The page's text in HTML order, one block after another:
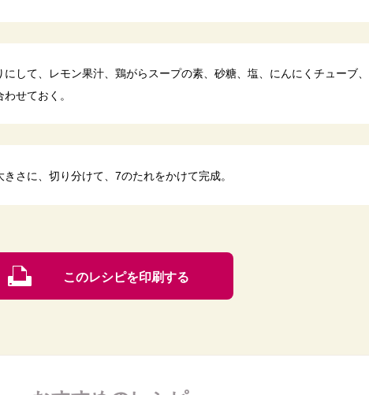
して、レモン果汁、鶏がらスープの素、砂糖、塩、にんにくチューブ、
せておく。
さに、切り分けて、7のたれをかけて完成。
このレシピを印刷する